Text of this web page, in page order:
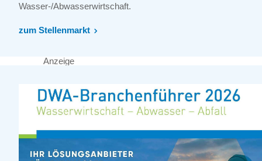
Wasser-/Abwasserwirtschaft.
zum Stellenmarkt
Anzeige